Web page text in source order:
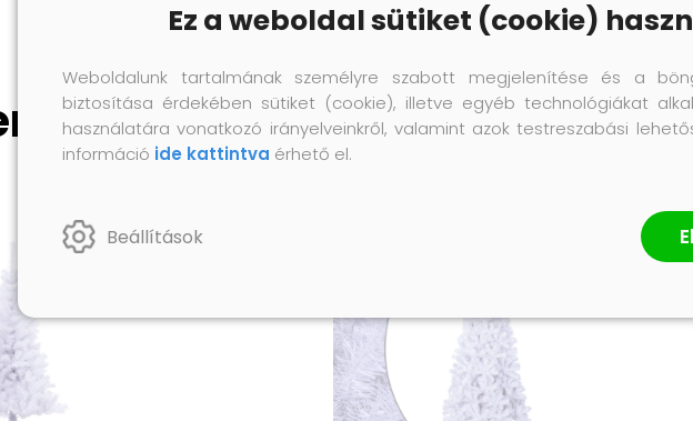
Ez a weboldal sütiket (cookie)
Weboldalunk tartalmának személyre szabott megjelenítése és a
biztosítása érdekében sütiket (cookie), illetve egyéb technológiákat
használatára vonatkozó irányelveinkről, valamint azok testreszabási
információ ide kattintva érhető el.
Beállítások